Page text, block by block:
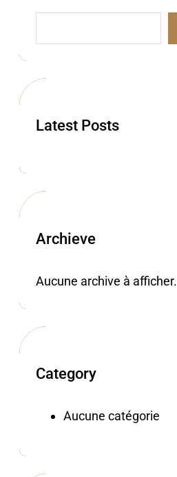
Latest Posts
Archieve
Aucune archive à afficher.
Category
Aucune catégorie